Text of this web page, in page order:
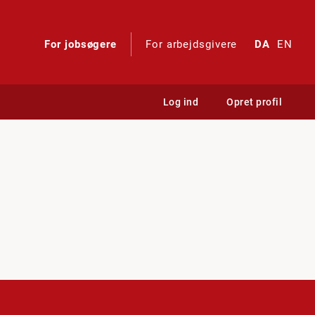
For jobsøgere For arbejdsgivere DA EN
Log ind Opret profil